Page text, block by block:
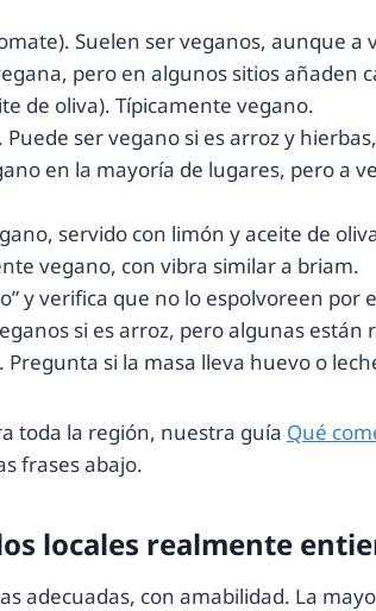
Suelen ser veganos, aunque a
pero en algunos sitios añaden
de oliva). Típicamente vegano.
ser vegano si es arroz y
en la mayoría de lugares, pero a
servido con limón y aceite de
vegano, con vibra similar a briam.
y verifica que no lo espolvoreen por
si es arroz, pero algunas están
. Pregunta si la masa lleva huevo o
toda la región, nuestra guía Qué
frases abajo.
locales realmente
adecuadas, con amabilidad. La